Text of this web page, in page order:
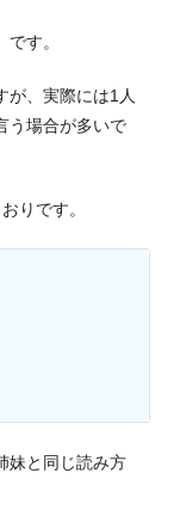
す。
が、実際には1人
う場合が多いで
りです。
妹と同じ読み方